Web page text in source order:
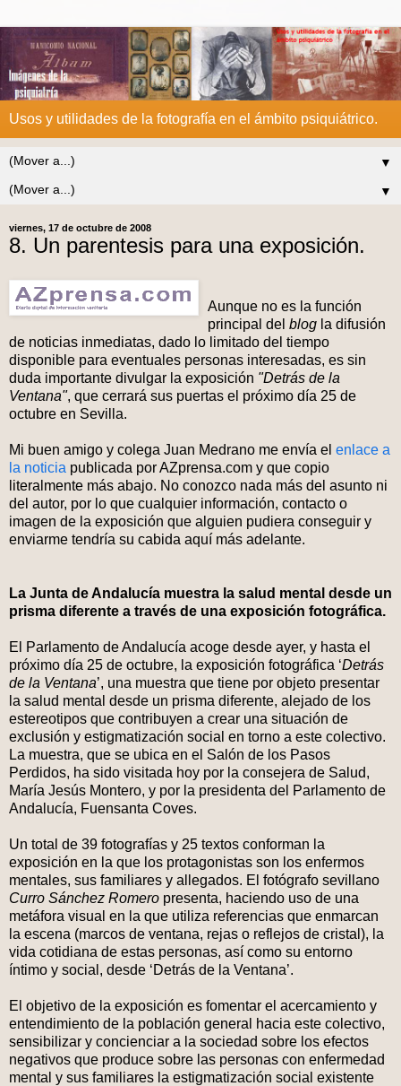
Usos y utilidades de la fotografía en el ámbito psiquiátrico.
▼
▼
viernes, 17 de octubre de 2008
8. Un parentesis para una exposición.
Aunque no es la función
principal del blog la difusión
de noticias inmediatas, dado lo limitado del tiempo
disponible para eventuales personas interesadas, es sin
duda importante divulgar la exposición "Detrás de la
Ventana", que cerrará sus puertas el próximo día 25 de
octubre en Sevilla.
Mi buen amigo y colega Juan Medrano me envía el enlace a
la noticia publicada por AZprensa.com y que copio
literalmente más abajo. No conozco nada más del asunto ni
del autor, por lo que cualquier información, contacto o
imagen de la exposición que alguien pudiera conseguir y
enviarme tendría su cabida aquí más adelante.
La Junta de Andalucía muestra la salud mental desde un
prisma diferente a través de una exposición fotográfica.
El Parlamento de Andalucía acoge desde ayer, y hasta el
próximo día 25 de octubre, la exposición fotográfica ‘Detrás
de la Ventana’, una muestra que tiene por objeto presentar
la salud mental desde un prisma diferente, alejado de los
estereotipos que contribuyen a crear una situación de
exclusión y estigmatización social en torno a este colectivo.
La muestra, que se ubica en el Salón de los Pasos
Perdidos, ha sido visitada hoy por la consejera de Salud,
María Jesús Montero, y por la presidenta del Parlamento de
Andalucía, Fuensanta Coves.
Un total de 39 fotografías y 25 textos conforman la
exposición en la que los protagonistas son los enfermos
mentales, sus familiares y allegados. El fotógrafo sevillano
Curro Sánchez Romero presenta, haciendo uso de una
metáfora visual en la que utiliza referencias que enmarcan
la escena (marcos de ventana, rejas o reflejos de cristal), la
vida cotidiana de estas personas, así como su entorno
íntimo y social, desde ‘Detrás de la Ventana’.
El objetivo de la exposición es fomentar el acercamiento y
entendimiento de la población general hacia este colectivo,
sensibilizar y concienciar a la sociedad sobre los efectos
negativos que produce sobre las personas con enfermedad
mental y sus familiares la estigmatización social existente